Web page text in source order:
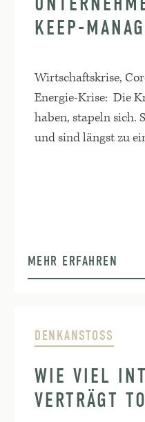
KEEP-
Wirtschaftskrise,
Energie-Krise: Die
haben, stapeln sich.
und sind längst zu
MEHR ERFAHREN
DENKANSTOSS
WIE VIEL
VERTRÄGT